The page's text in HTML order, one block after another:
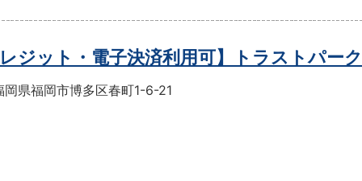
レジット・電子決済利用可】トラストパー
岡県福岡市博多区春町1-6-21